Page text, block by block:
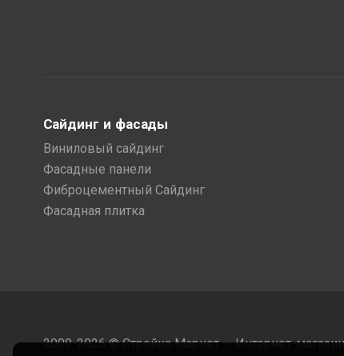
Сайдинг и фасады
Виниловый сайдинг
Фасадные панели
Фиброцементный Сайдинг
Фасадная плитка
2009-2026 © Стройка Маркет — Интернет-